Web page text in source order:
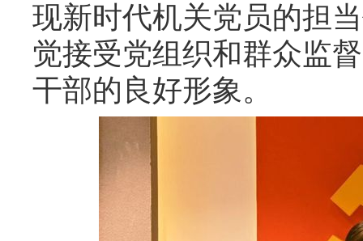
现新时代机关党员的担
觉接受党组织和群众监
干部的良好形象。